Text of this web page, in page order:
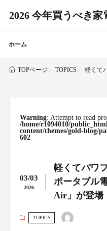
2026 今年買うべき家
ホーム
TOPページ TOPICS 軽くて
Warning: Attempt to read
/home/r1094010/
content/themes/gold-blog/
602
03/03
2026
軽くてパワ
ポータブル
Air」が登場
TOPICS